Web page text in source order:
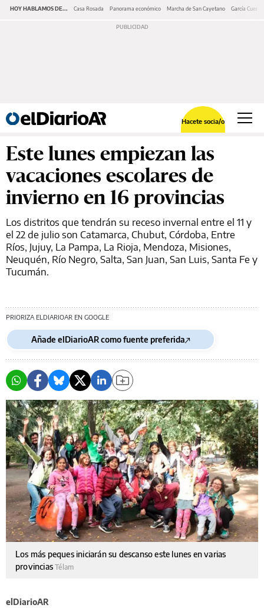
HOY HABLAMOS DE... Casa Rosada Panorama económico Marcha de San Cayetano García Cuerva
Hacete socia/o
Este lunes empiezan las
vacaciones escolares de
invierno en 16 provincias
Los distritos que tendrán su receso invernal entre el 11 y
el 22 de julio son Catamarca, Chubut, Córdoba, Entre
Ríos, Jujuy, La Pampa, La Rioja, Mendoza, Misiones,
Neuquén, Río Negro, Salta, San Juan, San Luis, Santa Fe y
Tucumán.
PRIORIZA ELDIARIOAR EN GOOGLE
Añade elDiarioAR como fuente preferida
Los más peques iniciarán su descanso este lunes en varias
provinciasTélam
elDiarioAR